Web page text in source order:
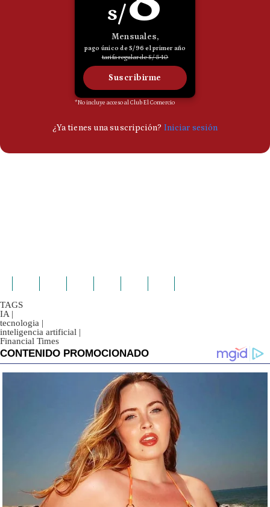
TAGS
IA |
tecnologia |
inteligencia artificial |
Financial Times